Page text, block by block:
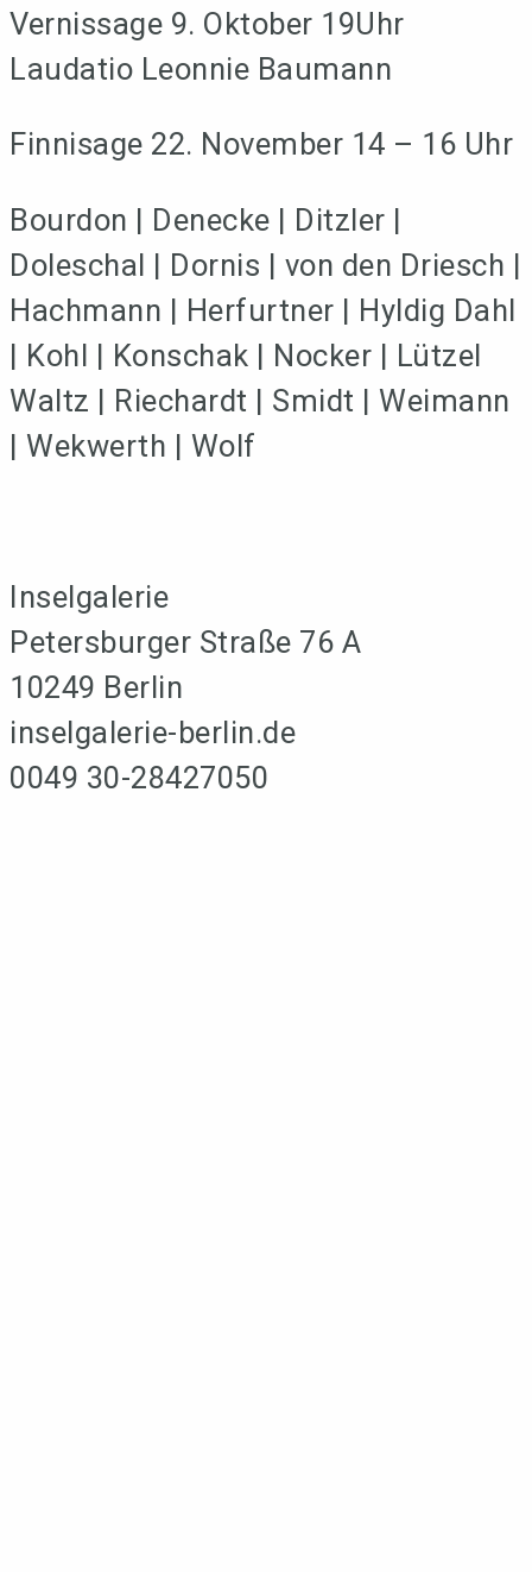
Vernissage 9. Oktober 19Uhr
Laudatio Leonnie Baumann
Finnisage 22. November 14 – 16 Uhr
Bourdon | Denecke | Ditzler |
Doleschal | Dornis | von den Driesch |
Hachmann | Herfurtner | Hyldig Dahl
| Kohl | Konschak | Nocker | Lützel
Waltz | Riechardt | Smidt | Weimann
| Wekwerth | Wolf
Inselgalerie
Petersburger Straße 76 A
10249 Berlin
inselgalerie-berlin.de
0049 30-28427050